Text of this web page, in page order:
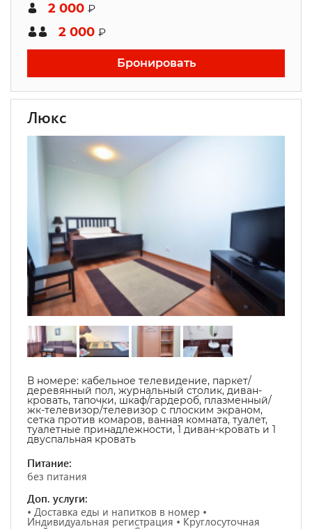
2 000 ₽
2 000 ₽
Бронировать
Люкс
В номере: кабельное телевидение, паркет/
деревянный пол, журнальный столик, диван-
кровать, тапочки, шкаф/гардероб, плазменный/
жк-телевизор/телевизор с плоским экраном,
cетка против комаров, ванная комната, туалет,
туалетные принадлежности, 1 диван-кровать и 1
двуспальная кровать
Питание:
без питания
Доп. услуги:
• Доставка еды и напитков в номер •
Индивидуальная регистрация • Круглосуточная